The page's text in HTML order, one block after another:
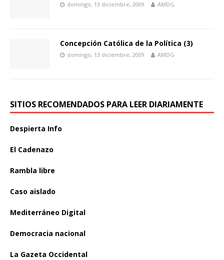
domingo, 13 diciembre, 2009 AMDG
Concepción Católica de la Política (3)
domingo, 13 diciembre, 2009 AMDG
SITIOS RECOMENDADOS PARA LEER DIARIAMENTE
Despierta Info
El Cadenazo
Rambla libre
Caso aislado
Mediterráneo Digital
Democracia nacional
La Gazeta Occidental